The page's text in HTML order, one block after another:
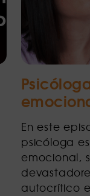
En este
psicóloga
emocional,
autocrítico